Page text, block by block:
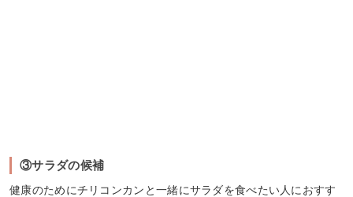
③サラダの候補
健康のためにチリコンカンと一緒にサラダを食べたい人におすす